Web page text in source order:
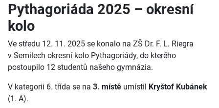
Pythagoriáda 2025 – okresní
kolo
Ve středu 12. 11. 2025 se konalo na ZŠ Dr. F. L. Riegra
v Semilech okresní kolo Pythagoriády, do kterého
postoupilo 12 studentů našeho gymnázia.
V kategorii 6. třída se na 3. místě umístil Kryštof Kubánek
(1. A).